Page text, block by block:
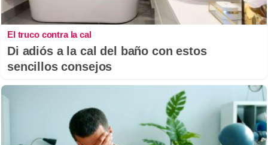
El truco contra la cal
Di adiós a la cal del baño con estos
sencillos consejos